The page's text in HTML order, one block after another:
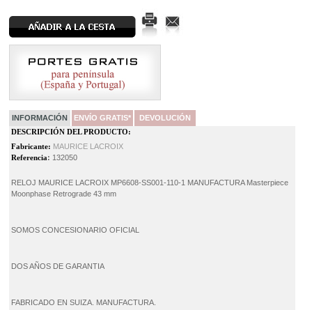
INFORMACIÓN ENVÍO GRATIS*
DEVOLUCIÓN
DESCRIPCIÓN DEL PRODUCTO:
Fabricante: MAURICE LACROIX
Referencia: 132050
RELOJ MAURICE LACROIX MP6608-SS001-110-1 MANUFACTURA Masterpiece
Moonphase Retrograde 43 mm
SOMOS CONCESIONARIO OFICIAL
DOS AÑOS DE GARANTIA
FABRICADO EN SUIZA. MANUFACTURA.